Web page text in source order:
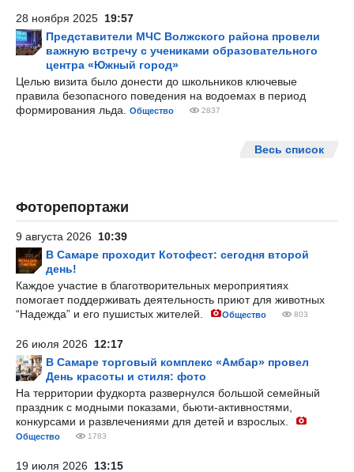
28 ноября 2025 19:57
Представители МЧС Волжского района провели
важную встречу с учениками образовательного
центра «Южный город»
Целью визита было донести до школьников ключевые
правила безопасного поведения на водоемах в период
формирования льда.
Общество 2837
Весь список
Фоторепортажи
9 августа 2026 10:39
В Самаре проходит Котофест: сегодня второй
день!
Каждое участие в благотворительных мероприятиях
помогает поддерживать деятельность приют для животных
“Надежда” и его пушистых жителей.
Общество 803
26 июля 2026 12:17
В Самаре торговый комплекс «Амбар» провел
День красоты и стиля: фото
На территории фудкорта развернулся большой семейный
праздник с модными показами, бьюти-активностями,
конкурсами и развлечениями для детей и взрослых.
Общество 1783
19 июля 2026 13:15